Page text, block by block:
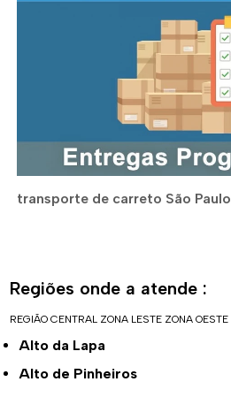
transporte de carreto São Paulo
Regiões onde a atende :
REGIÃO CENTRAL ZONA LESTE ZONA OESTE
Alto da Lapa
Alto de Pinheiros